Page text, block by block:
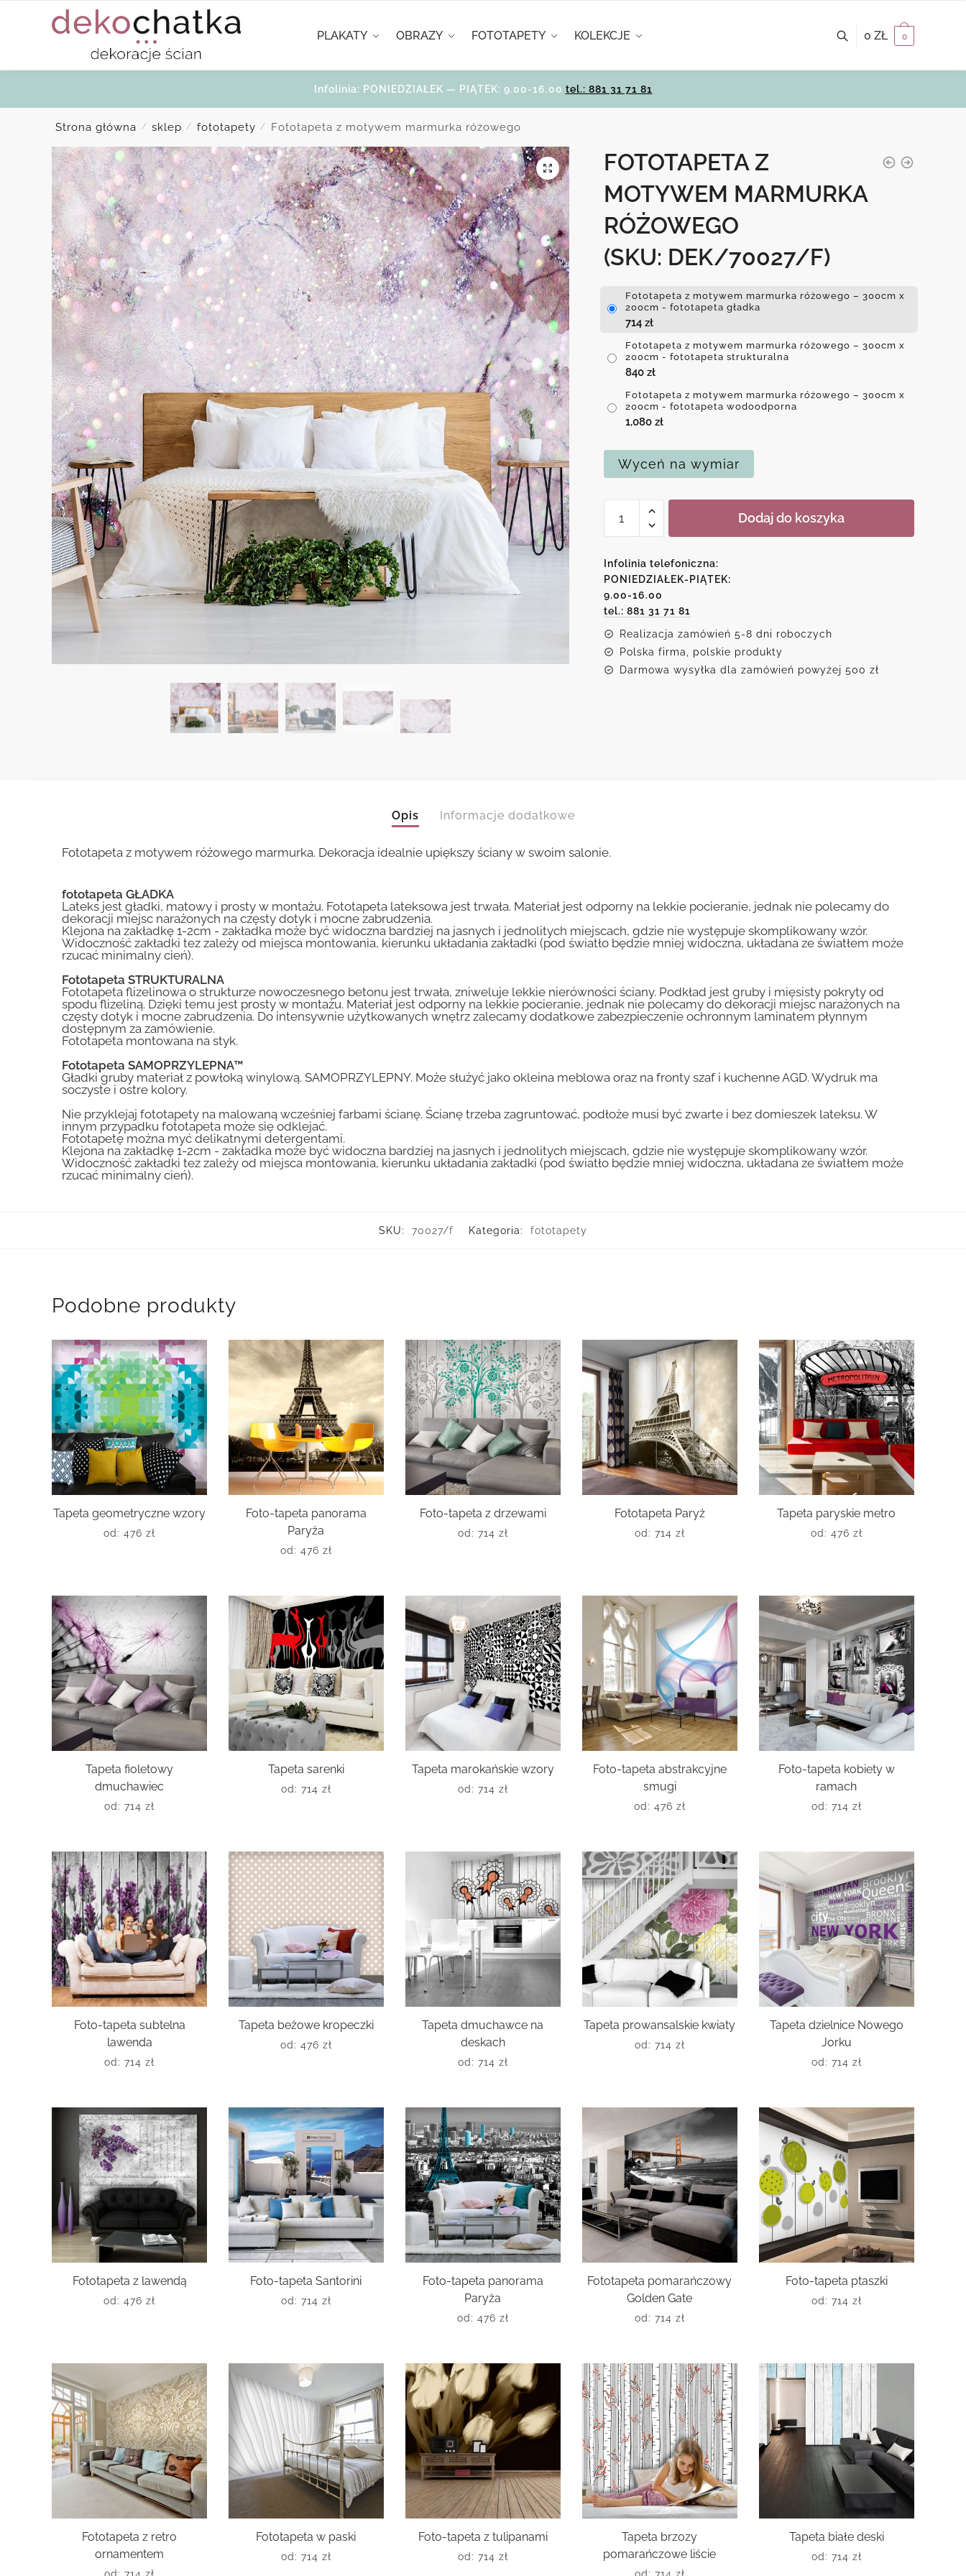
PLAKATY OBRAZY FOTOTAPETY KOLEKCJE 0 ZŁ 0
Infolinia: PONIEDZIAŁEK — PIĄTEK: 9.00-16.00 tel.: 881 31 71 81
Strona główna / sklep / fototapety / Fototapeta z motywem marmurka różowego
FOTOTAPETA Z
MOTYWEM MARMURKA
RÓŻOWEGO
(SKU: DEK/70027/F)
Fototapeta z motywem marmurka różowego – 300cm x
200cm - fototapeta gładka
714 zł
Fototapeta z motywem marmurka różowego – 300cm x
200cm - fototapeta strukturalna
840 zł
Fototapeta z motywem marmurka różowego – 300cm x
200cm - fototapeta wodoodporna
1,080 zł
Wyceń na wymiar
Fototapeta
motywem
marmurka
różowego
Dodaj do koszyka
Infolinia telefoniczna:
PONIEDZIAŁEK-PIĄTEK:
9.00-16.00
tel.: 881 31 71 81
Realizacja zamówień 5-8 dni roboczych
Polska firma, polskie produkty
Darmowa wysyłka dla zamówień powyżej 500 zł
Opis Informacje dodatkowe
Fototapeta z motywem różowego marmurka. Dekoracja idealnie upiększy ściany w swoim salonie.
fototapeta GŁADKA
Lateks jest gładki, matowy i prosty w montażu. Fototapeta lateksowa jest trwała. Materiał jest odporny na lekkie pocieranie, jednak nie polecamy do
dekoracji miejsc narażonych na częsty dotyk i mocne zabrudzenia.
Klejona na zakładkę 1-2cm - zakładka może być widoczna bardziej na jasnych i jednolitych miejscach, gdzie nie występuje skomplikowany wzór.
Widoczność zakładki tez zależy od miejsca montowania, kierunku układania zakładki (pod światło będzie mniej widoczna, układana ze światłem może
rzucać minimalny cień).
Fototapeta STRUKTURALNA
Fototapeta flizelinowa o strukturze nowoczesnego betonu jest trwała, zniweluje lekkie nierówności ściany. Podkład jest gruby i mięsisty pokryty od
spodu flizeliną. Dzięki temu jest prosty w montażu. Materiał jest odporny na lekkie pocieranie, jednak nie polecamy do dekoracji miejsc narażonych na
częsty dotyk i mocne zabrudzenia. Do intensywnie użytkowanych wnętrz zalecamy dodatkowe zabezpieczenie ochronnym laminatem płynnym
dostępnym za zamówienie.
Fototapeta montowana na styk.
Fototapeta SAMOPRZYLEPNA™
Gładki gruby materiał z powłoką winylową. SAMOPRZYLEPNY. Może służyć jako okleina meblowa oraz na fronty szaf i kuchenne AGD. Wydruk ma
soczyste i ostre kolory.
Nie przyklejaj fototapety na malowaną wcześniej farbami ścianę. Ścianę trzeba zagruntować, podłoże musi być zwarte i bez domieszek lateksu. W
innym przypadku fototapeta może się odklejać.
Fototapetę można myć delikatnymi detergentami.
Klejona na zakładkę 1-2cm - zakładka może być widoczna bardziej na jasnych i jednolitych miejscach, gdzie nie występuje skomplikowany wzór.
Widoczność zakładki tez zależy od miejsca montowania, kierunku układania zakładki (pod światło będzie mniej widoczna, układana ze światłem może
rzucać minimalny cień).
SKU: 70027/f Kategoria: fototapety
Podobne produkty
Tapeta geometryczne wzory
od: 476 zł
Foto-tapeta panorama
Paryża
od: 476 zł
Foto-tapeta z drzewami
od: 714 zł
Fototapeta Paryż
od: 714 zł
Tapeta paryskie metro
od: 476 zł
Tapeta fioletowy
dmuchawiec
od: 714 zł
Tapeta sarenki
od: 714 zł
Tapeta marokańskie wzory
od: 714 zł
Foto-tapeta abstrakcyjne
smugi
od: 476 zł
Foto-tapeta kobiety w
ramach
od: 714 zł
Foto-tapeta subtelna
lawenda
od: 714 zł
Tapeta beżowe kropeczki
od: 476 zł
Tapeta dmuchawce na
deskach
od: 714 zł
Tapeta prowansalskie kwiaty
od: 714 zł
Tapeta dzielnice Nowego
Jorku
od: 714 zł
Fototapeta z lawendą
od: 476 zł
Foto-tapeta Santorini
od: 714 zł
Foto-tapeta panorama
Paryża
od: 476 zł
Fototapeta pomarańczowy
Golden Gate
od: 714 zł
Foto-tapeta ptaszki
od: 714 zł
Fototapeta z retro
ornamentem
Fototapeta w paski
od: 714 zł
Foto-tapeta z tulipanami
od: 714 zł
Tapeta brzozy
pomarańczowe liście
Tapeta białe deski
od: 714 zł